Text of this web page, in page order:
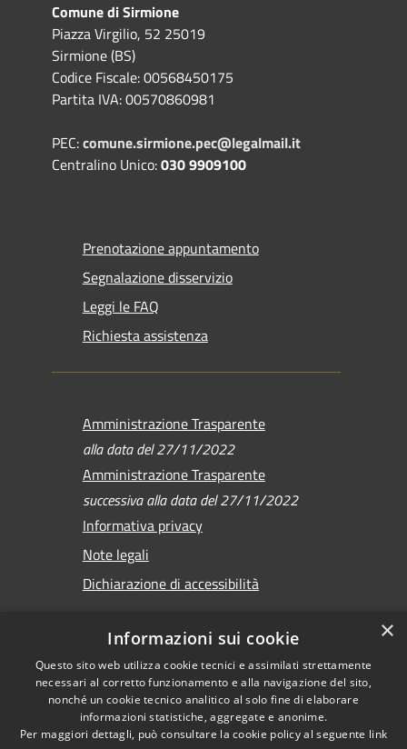
Comune di Sirmione
Piazza Virgilio, 52 25019
Sirmione (BS)
Codice Fiscale: 00568450175
Partita IVA: 00570860981
PEC:comune.sirmione.pec@legalmail.it
Centralino Unico:030 9909100
Prenotazione appuntamento
Segnalazione disservizio
Leggi le FAQ
Richiesta assistenza
Amministrazione Trasparente
alla data del 27/11/2022
Amministrazione Trasparente
successiva alla data del 27/11/2022
Informativa privacy
Note legali
Dichiarazione di accessibilità
RSS
Accessibilità
Privacy
Cookie
Copyright © 2026 •
Comune di Sirmione •
Powered by
Municipium•
×
Informazioni sui cookie
Questo sito web utilizza cookie tecnici e assimilati strettamente
necessari al corretto funzionamento e alla navigazione del sito,
nonché un cookie tecnico analitico al solo fine di elaborare
informazioni statistiche, aggregate e anonime.
Per maggiori dettagli, può consultare la cookie policy al seguente link